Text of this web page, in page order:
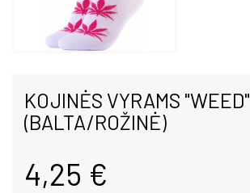
KOJINĖS VYRAMS "WEED"
(BALTA/ROŽINĖ)
4,25 €